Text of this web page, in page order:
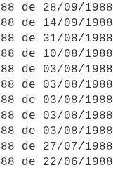
de 28/09/
de 14/09/
de 31/08/
de 10/08/
de 03/08/
de 03/08/
de 03/08/
de 03/08/
de 03/08/
de 27/07/
de 22/06/